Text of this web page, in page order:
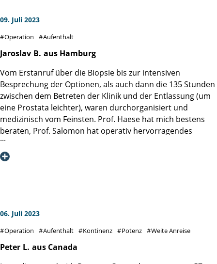
diesem Wege möchte ich mich bei allen bedanken.
Es ist ist zwar noch ein langer Weg bis zur vollständigen
Genesung, der Anruf vom Professor an meine Frau mit der
09. Juli 2023
Operation Aufenthalt
Jaroslav B. aus Hamburg
Vom Erstanruf über die Biopsie bis zur intensiven
Besprechung der Optionen, als auch dann die 135 Stunden
zwischen dem Betreten der Klinik und der Entlassung (um
eine Prostata leichter), waren durchorganisiert und
medizinisch vom Feinsten. Prof. Haese hat mich bestens
beraten, Prof. Salomon hat operativ hervorragendes
geleistet und das Team von weiteren Ärzten und
Pflegekräften war rund um die Uhr extrem professionell,
wohl nur sechs winzige Narben als Konsequenz hinterlässt!
06. Juli 2023
Operation Aufenthalt Kontinenz Potenz Weite Anreise
Peter L. aus Canada